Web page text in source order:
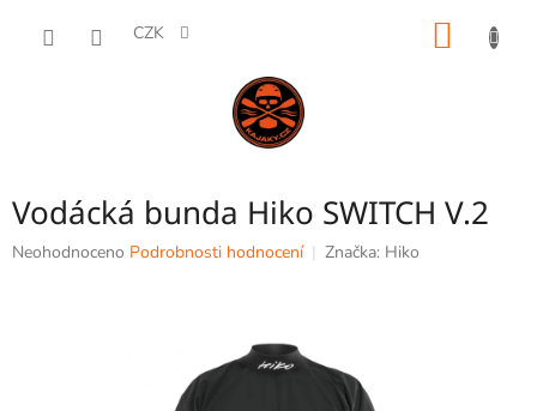
CZK
Vodácká bunda Hiko SWITCH V.2
Průměrné
Neohodnoceno Podrobnosti hodnocení Značka: Hiko